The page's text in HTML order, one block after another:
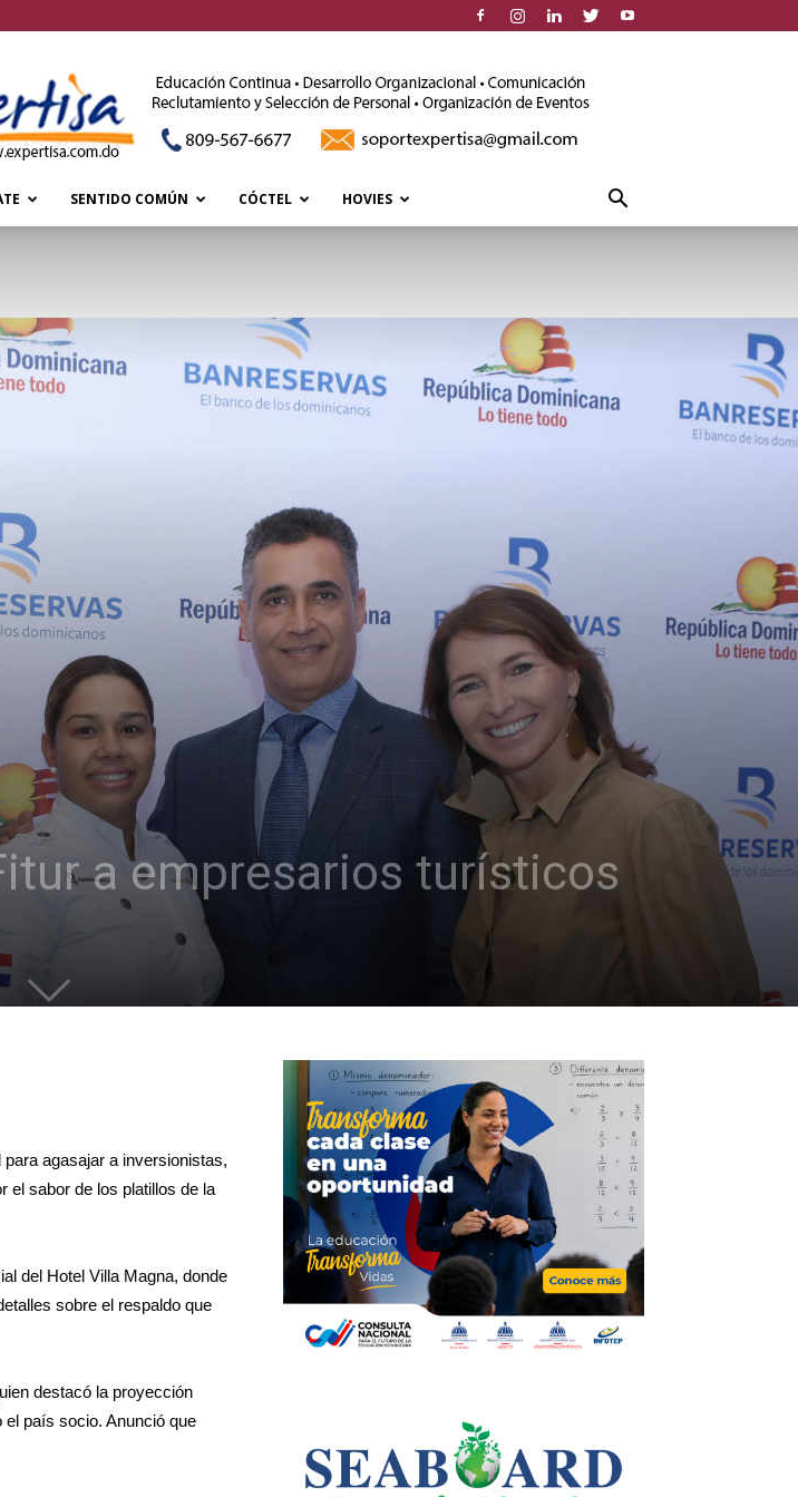
SENTIDO COMÚN CÓCTEL HOVIES
a empresarios turísticos
agasajar a inversionistas,
el sabor de los platillos de la
del Hotel Villa Magna, donde
sobre el respaldo que
destacó la proyección
el país socio. Anunció que